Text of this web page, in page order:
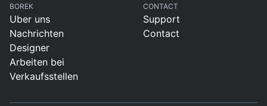
BOREK
Uber uns
Nachrichten
Designer
Arbeiten bei
Verkaufsstellen
CONTACT
Support
Contact